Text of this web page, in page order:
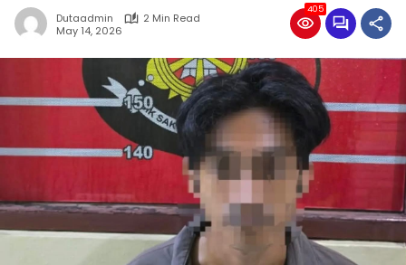
Dutaadmin
2 Min Read
May 14, 2026
405